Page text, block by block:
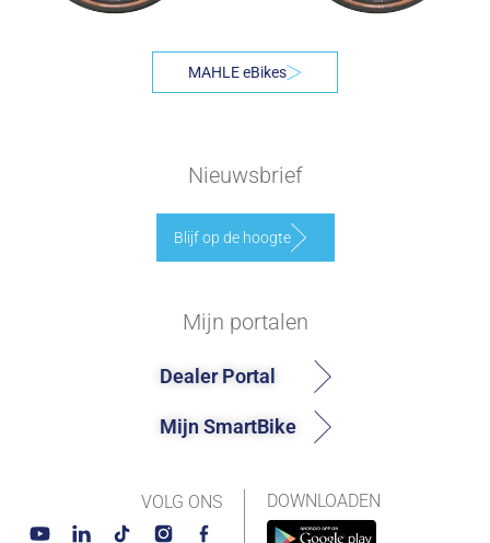
MAHLE eBikes
Nieuwsbrief
Blijf op de hoogte
DOWNLOADEN
Mijn portalen
Dealer Portal
Mijn SmartBike
VOLG ONS